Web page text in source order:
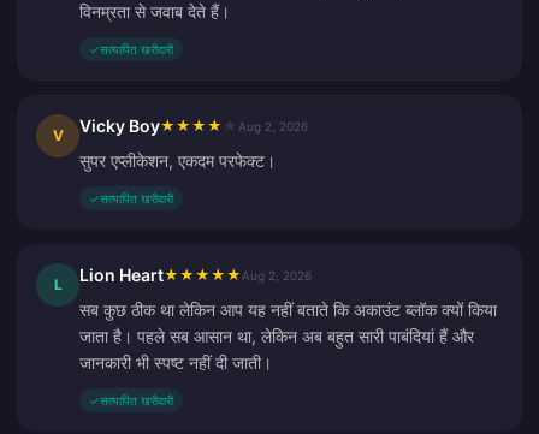
विनम्रता से जवाब देते हैं।
✓सत्यापित खरीदारी
V Vicky Boy★ ★ ★ ★ Aug 2, 2026
सुपर एप्लीकेशन, एकदम परफेक्ट।
✓सत्यापित खरीदारी
L Lion Heart★ ★ ★ ★ ★ Aug 2, 2026
सब कुछ ठीक था लेकिन आप यह नहीं बताते कि अकाउंट ब्लॉक क्यों किया
जाता है। पहले सब आसान था, लेकिन अब बहुत सारी पाबंदियां हैं और
जानकारी भी स्पष्ट नहीं दी जाती।
✓सत्यापित खरीदारी